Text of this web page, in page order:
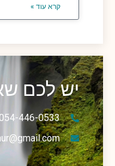
קרא עוד »
יש לכם
054-446-0533